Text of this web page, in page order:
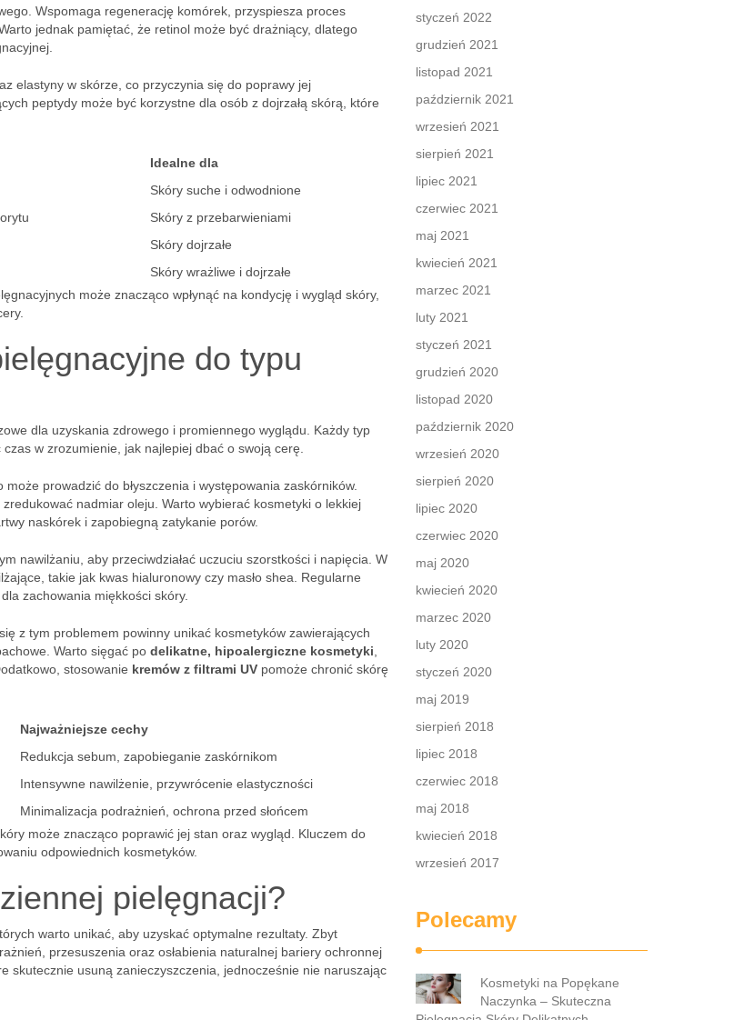
Wspomaga regenerację komórek, przyspiesza proces
jednak pamiętać, że retinol może być drażniący, dlatego
elastyny w skórze, co przyczynia się do poprawy jej
peptydy może być korzystne dla osób z dojrzałą skórą, które
Idealne dla
Skóry suche i odwodnione
Skóry z przebarwieniami
Skóry dojrzałe
Skóry wrażliwe i dojrzałe
może znacząco wpłynąć na kondycję i wygląd skóry,
do typu
dla uzyskania zdrowego i promiennego wyglądu. Każdy typ
w zrozumienie, jak najlepiej dbać o swoją cerę.
prowadzić do błyszczenia i występowania zaskórników.
zredukować nadmiar oleju. Warto wybierać kosmetyki o lekkiej
naskórek i zapobiegną zatykanie porów.
nawilżaniu, aby przeciwdziałać uczuciu szorstkości i napięcia. W
takie jak kwas hialuronowy czy masło shea. Regularne
zachowania miękkości skóry.
z tym problemem powinny unikać kosmetyków zawierających
Warto sięgać po delikatne, hipoalergiczne kosmetyki
stosowanie kremów z filtrami UV pomoże chronić skórę
Najważniejsze cechy
Redukcja sebum, zapobieganie zaskórnikom
Intensywne nawilżenie, przywrócenie elastyczności
Minimalizacja podrażnień, ochrona przed słońcem
może znacząco poprawić jej stan oraz wygląd. Kluczem do
odpowiednich kosmetyków.
pielęgnacji?
warto unikać, aby uzyskać optymalne rezultaty. Zbyt
przesuszenia oraz osłabienia naturalnej bariery ochronnej
skutecznie usuną zanieczyszczenia, jednocześnie nie naruszając
styczeń 2022
grudzień 2021
listopad 2021
październik 2021
wrzesień 2021
sierpień 2021
lipiec 2021
czerwiec 2021
maj 2021
kwiecień 2021
marzec 2021
luty 2021
styczeń 2021
grudzień 2020
listopad 2020
październik 2020
wrzesień 2020
sierpień 2020
lipiec 2020
czerwiec 2020
maj 2020
kwiecień 2020
marzec 2020
luty 2020
styczeń 2020
maj 2019
sierpień 2018
lipiec 2018
czerwiec 2018
maj 2018
kwiecień 2018
wrzesień 2017
Polecamy
Kosmetyki na Popękane
Naczynka – Skuteczna